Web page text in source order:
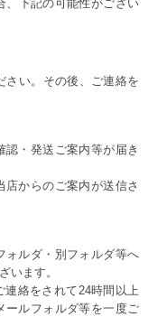
、下記の可能性がござい
さい。その後、ご連絡を
・発送ご案内等が届き
からのご案内が送信さ
ォルダ・別フォルダ等へ
います。
絡をされて24時間以上
ールフォルダ等を一度ご